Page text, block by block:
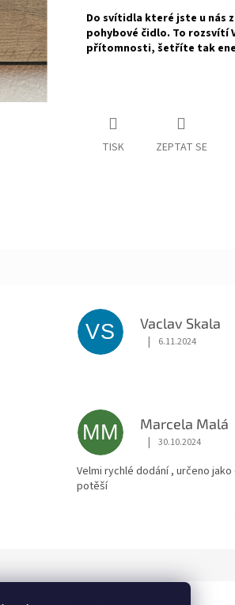
Do svítidla které jste u nás
pohybové čidlo. To rozsvítí
přítomnosti, šetříte tak
TISK ZEPTAT SE
VS Vaclav Skala
Hodnocení
| 6.11.2024
MM Marcela Malá
Hodnocení
| 30.10.2024
Velmi rychlé dodání , určeno
potěší